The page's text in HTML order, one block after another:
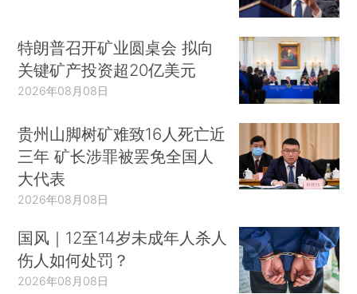
特朗普召开矿业圆桌会 拟向
关键矿产投资超20亿美元
2026年08月08日
贵州山脚树矿难致16人死亡近
三年 矿长涉罪被罢免全国人
大代表
2026年08月08日
国风｜12至14岁未成年人杀人
伤人如何处罚？
2026年08月08日